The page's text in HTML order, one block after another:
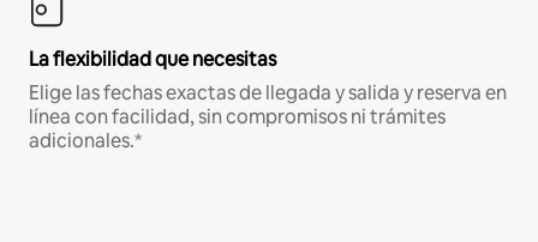
La flexibilidad que necesitas
Elige las fechas exactas de llegada y salida y reserva en
línea con facilidad, sin compromisos ni trámites
adicionales.*